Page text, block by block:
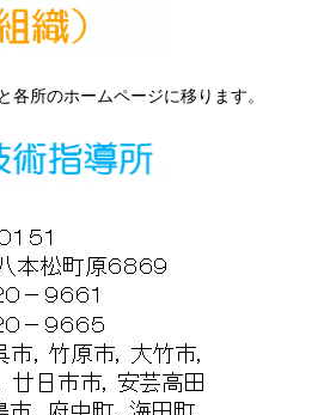
所のホームページに移ります。